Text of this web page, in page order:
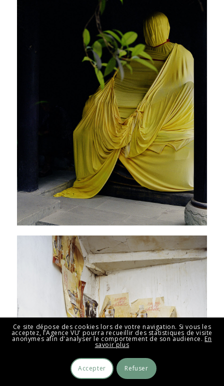
Ce site dépose des cookies lors de votre navigation. Si vous les
acceptez, l’Agence VU’ pourra recueillir des statistiques de visite
anonymes afin d'analyser le comportement de son audience.En
savoir plus
Accepter Refuser